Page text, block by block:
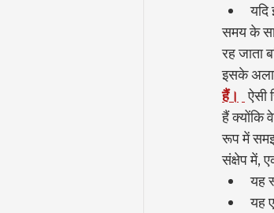
समय के
रह जाता
इसके
हैं।
ऐसी
हैं क्योंकि
रूप में
संक्षेप में,
यह
यह